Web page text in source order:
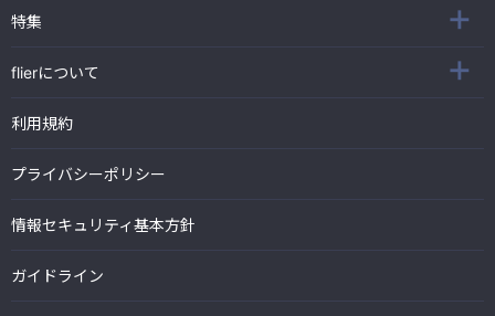
特集
flierについて
利用規約
プライバシーポリシー
情報セキュリティ基本方針
ガイドライン